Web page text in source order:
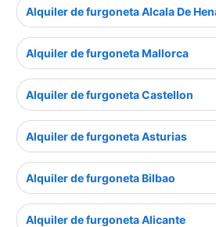
Alquiler de furgoneta Alcala De
Alquiler de furgoneta Mallorca
Alquiler de furgoneta Castellon
Alquiler de furgoneta Asturias
Alquiler de furgoneta Bilbao
Alquiler de furgoneta Alicante